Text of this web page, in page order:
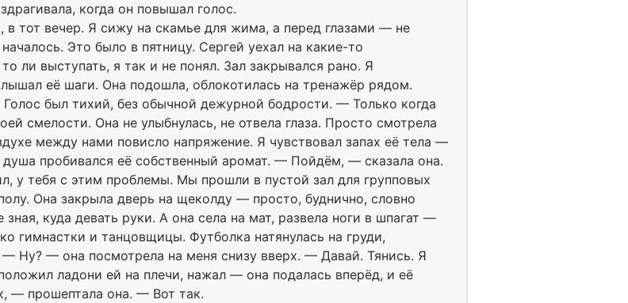
когда он повышал голос.
в тот вечер. Я сижу на скамье для жима, а перед глазами — не
Это было в пятницу. Сергей уехал на какие-то
ли выступать, я так и не понял. Зал закрывался рано. Я
её шаги. Она подошла, облокотилась на тренажёр рядом.
был тихий, без обычной дежурной бодрости. — Только когда
смелости. Она не улыбнулась, не отвела глаза. Просто смотрела
между нами повисло напряжение. Я чувствовал запах её тела —
пробивался её собственный аромат. — Пойдём, — сказала она.
у тебя с этим проблемы. Мы прошли в пустой зал для групповых
Она закрыла дверь на щеколду — просто, буднично, словно
куда девать руки. А она села на мат, развела ноги в шпагат —
гимнастки и танцовщицы. Футболка натянулась на груди,
Ну? — она посмотрела на меня снизу вверх. — Давай. Тянись. Я
ладони ей на плечи, нажал — она подалась вперёд, и её
— прошептала она. — Вот так.